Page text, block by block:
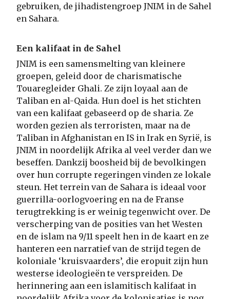
gebruiken, de jihadistengroep JNIM in de Sahel
en Sahara.
Een kalifaat in de Sahel
JNIM is een samensmelting van kleinere
groepen, geleid door de charismatische
Touaregleider Ghali. Ze zijn loyaal aan de
Taliban en al-Qaida. Hun doel is het stichten
van een kalifaat gebaseerd op de sharia. Ze
worden gezien als terroristen, maar na de
Taliban in Afghanistan en IS in Irak en Syrië, is
JNIM in noordelijk Afrika al veel verder dan we
beseffen. Dankzij boosheid bij de bevolkingen
over hun corrupte regeringen vinden ze lokale
steun. Het terrein van de Sahara is ideaal voor
guerrilla-oorlogvoering en na de Franse
terugtrekking is er weinig tegenwicht over. De
verscherping van de posities van het Westen
en de islam na 9/11 speelt hen in de kaart en ze
hanteren een narratief van de strijd tegen de
koloniale ‘kruisvaarders’, die eropuit zijn hun
westerse ideologieën te verspreiden. De
herinnering aan een islamitisch kalifaat in